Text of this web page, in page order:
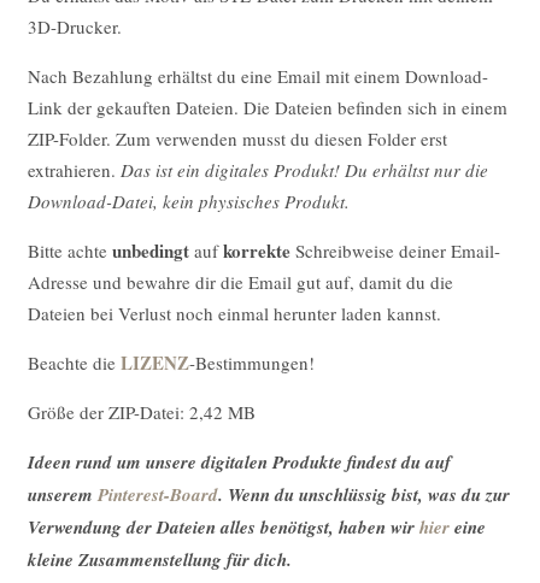
3D-Drucker.
Nach Bezahlung erhältst du eine Email mit einem Download-
Link der gekauften Dateien. Die Dateien befinden sich in einem
ZIP-Folder. Zum verwenden musst du diesen Folder erst
extrahieren. Das ist ein digitales Produkt! Du erhältst nur die
Download-Datei, kein physisches Produkt.
Bitte achte unbedingtaufkorrekteSchreibweise deiner Email-
Adresse und bewahre dir die Email gut auf, damit du die
Dateien bei Verlust noch einmal herunter laden kannst.
Beachte die LIZENZ-Bestimmungen!
Größe der ZIP-Datei: 2,42 MB
Ideen rund um unsere digitalen Produkte findest du auf
unserem Pinterest-Board. Wenn du unschlüssig bist, was du zur
Verwendung der Dateien alles benötigst, haben wirhiereine
kleine Zusammenstellung für dich.